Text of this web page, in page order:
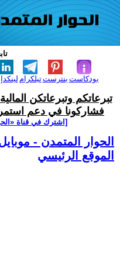
تيلكرامبنترست بودكاست
تبرعاتكم وتبرعاتكن
فشاركونا في دعم
[اشترك في قناة
الحوار المتمدن -
الموقع الرئيسي